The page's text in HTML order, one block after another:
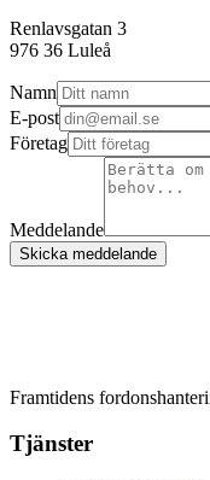
Renlavsgatan 3
976 36 Luleå
Namn
E-post
Företag
Meddelande
Skicka meddelande
Framtidens
Tjänster